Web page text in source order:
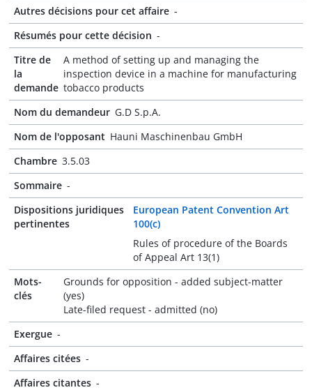
Autres décisions pour cet affaire -
Résumés pour cette décision -
Titre de
la
demande
A method of setting up and managing the
inspection device in a machine for manufacturing
tobacco products
Nom du demandeur G.D S.p.A.
Nom de l'opposant Hauni Maschinenbau GmbH
Chambre 3.5.03
Sommaire -
Dispositions juridiques
pertinentes
European Patent Convention Art
100(c)
Rules of procedure of the Boards
of Appeal Art 13(1)
Mots-
clés
Grounds for opposition - added subject-matter
(yes)
Late-filed request - admitted (no)
Exergue -
Affaires citées -
Affaires citantes -